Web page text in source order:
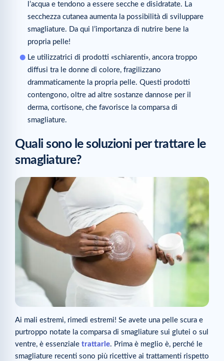
l’acqua e tendono a essere secche e disidratate. La
secchezza cutanea aumenta la possibilità di sviluppare
smagliature. Da qui l’importanza di nutrire bene la
propria pelle!
Le utilizzatrici di prodotti «schiarenti», ancora troppo
diffusi tra le donne di colore, fragilizzano
drammaticamente la propria pelle. Questi prodotti
contengono, oltre ad altre sostanze dannose per il
derma, cortisone, che favorisce la comparsa di
smagliature.
Quali sono le soluzioni per trattare le
smagliature?
Ai mali estremi, rimedi estremi! Se avete una pelle scura e
purtroppo notate la comparsa di smagliature sui glutei o sul
ventre, è essenziale trattarle. Prima è meglio è, perché le
smagliature recenti sono più ricettive ai trattamenti rispetto